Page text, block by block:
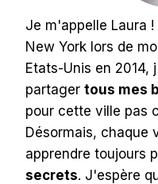
Je m'appelle Laura
New York lors de
Etats-Unis en
partager tous mes
pour cette ville pas
Désormais, chaque
apprendre toujours
secrets. J'espère